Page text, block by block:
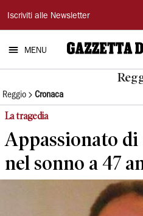
Gazzetta
di
Reggio
Iscriviti alle Newsletter
MENU
Reggio Cronaca
La tragedia
Appassionato
nel sonno a 47